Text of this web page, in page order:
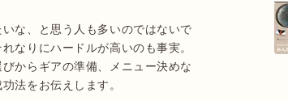
な、と思う人も多いのではないで
なりにハードルが高いのも事実。
からギアの準備、メニュー決めな
法をお伝えします。